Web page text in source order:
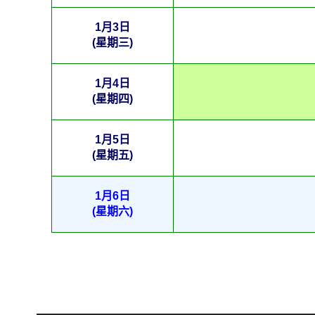
1月3日
(星期三)
1月4日
(星期四)
1月5日
(星期五)
1月6日
(星期六)